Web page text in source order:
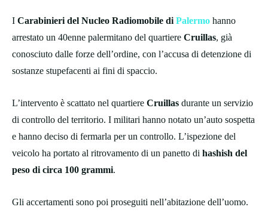
I Carabinieri del Nucleo Radiomobile di Palermo hanno
arrestato un 40enne palermitano del quartiere Cruillas, già
conosciuto dalle forze dell’ordine, con l’accusa di detenzione di
sostanze stupefacenti ai fini di spaccio.
L’intervento è scattato nel quartiere Cruillas durante un servizio
di controllo del territorio. I militari hanno notato un’auto sospetta
e hanno deciso di fermarla per un controllo. L’ispezione del
veicolo ha portato al ritrovamento di un panetto di hashish del
peso di circa 100 grammi.
Gli accertamenti sono poi proseguiti nell’abitazione dell’uomo.